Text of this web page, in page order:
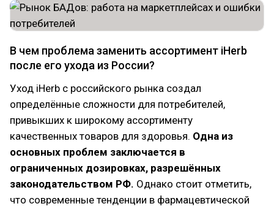
В чем проблема заменить ассортимент iHerb
после его ухода из России?
Уход iHerb с российского рынка создал
определённые сложности для потребителей,
привыкших к широкому ассортименту
качественных товаров для здоровья. Одна из
основных проблем заключается в
ограниченных дозировках, разрешённых
законодательством РФ. Однако стоит отметить,
что современные тенденции в фармацевтической